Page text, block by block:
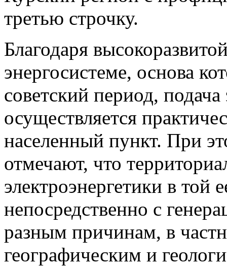
третью строчку.
Благодаря
энергосистеме, основа
советский период,
осуществляется
населенный пункт. При
отмечают, что
электроэнергетики в той
непосредственно с
разным причинам, в
географическим и